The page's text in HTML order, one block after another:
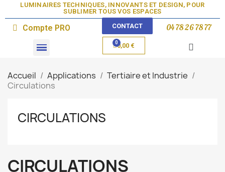
LUMINAIRES TECHNIQUES, INNOVANTS ET DESIGN, POUR
SUBLIMER TOUS VOS ESPACES​
Compte PRO CONTACT 04 78 26 78 77
0,00 €
Accueil Applications
Tertiaire et Industrie
Circulations
CIRCULATIONS
CIRCULATIONS